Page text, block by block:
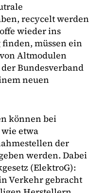
recycelt werden
wieder ins
müssen ein
Altmodulen
Bundesverband
neuen
können bei
etwa
der
werden. Dabei
(ElektroG):
Verkehr gebracht